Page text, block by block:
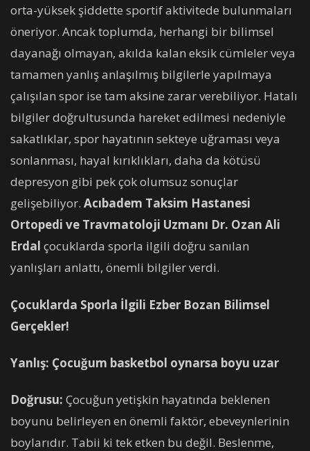
orta-yüksek şiddette sportif aktivitede bulunmaları
öneriyor. Ancak toplumda, herhangi bir bilimsel
dayanağı olmayan, akılda kalan eksik cümleler veya
tamamen yanlış anlaşılmış bilgilerle yapılmaya
çalışılan spor ise tam aksine zarar verebiliyor. Hatalı
bilgiler doğrultusunda hareket edilmesi nedeniyle
sakatlıklar, spor hayatının sekteye uğraması veya
sonlanması, hayal kırıklıkları, daha da kötüsü
depresyon gibi pek çok olumsuz sonuçlar
gelişebiliyor. Acıbadem Taksim Hastanesi
Ortopedi ve Travmatoloji Uzmanı Dr. Ozan Ali
Erdal çocuklarda sporla ilgili doğru sanılan
yanlışları anlattı, önemli bilgiler verdi.
Çocuklarda Sporla İlgili Ezber Bozan Bilimsel
Gerçekler!
Yanlış: Çocuğum basketbol oynarsa boyu uzar
Doğrusu: Çocuğun yetişkin hayatında beklenen
boyunu belirleyen en önemli faktör, ebeveynlerinin
boylarıdır. Tabii ki tek etken bu değil. Beslenme,